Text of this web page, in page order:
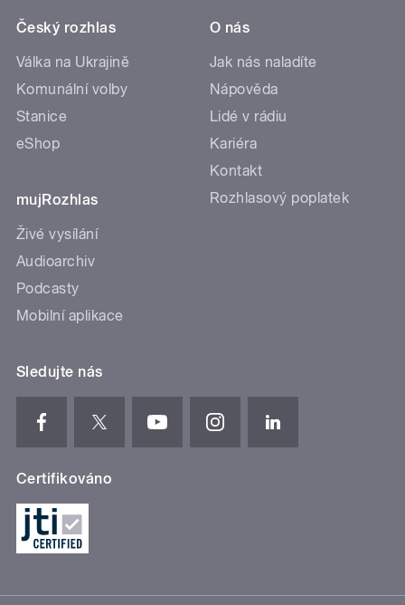
Český rozhlas
Válka na Ukrajině
Komunální volby
Stanice
eShop
mujRozhlas
Živé vysílání
Audioarchiv
Podcasty
Mobilní aplikace
O nás
Jak nás naladíte
Nápověda
Lidé v rádiu
Kariéra
Kontakt
Rozhlasový poplatek
Sledujte nás
Certifikováno